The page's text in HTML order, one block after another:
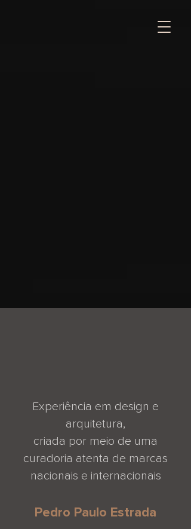
Experiência em design e
arquitetura,
criada por meio de uma
curadoria atenta de marcas
nacionais e internacionais
Pedro Paulo Estrada